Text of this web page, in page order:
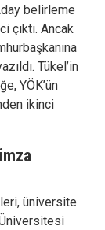
belirleme
çıktı. Ancak
Tükel’in
YÖK’ün
ikinci
üniversite